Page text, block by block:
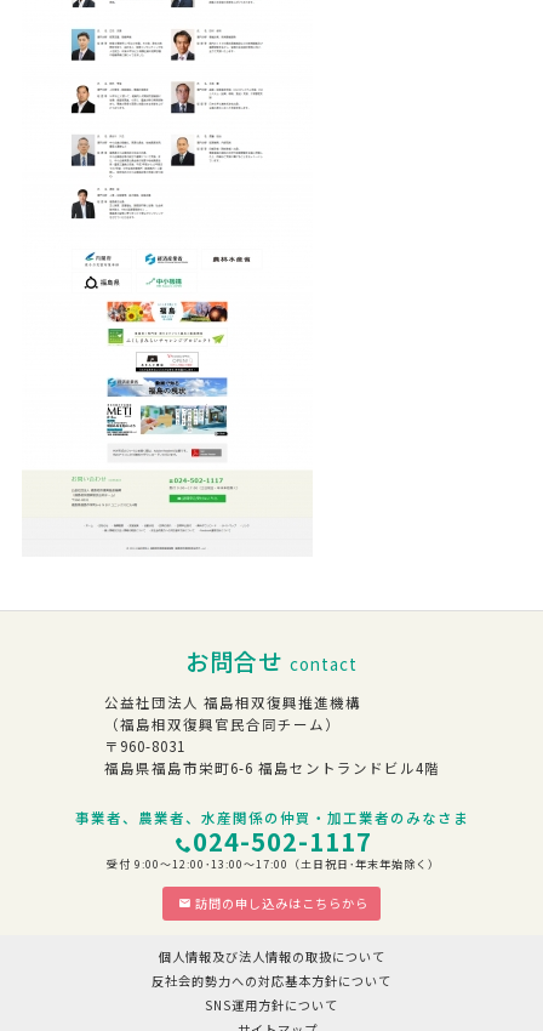
お問合せ contact
公益社団法人 福島相双復興推進機構
（福島相双復興官民合同チーム）
〒960-8031
福島県福島市栄町6-6 福島セントランドビル4階
事業者、農業者、水産関係の仲買・加工業者のみなさま
024-502-1117
受付 9:00～12:00･13:00～17:00（土日祝日･年末年始除く）
訪問の申し込みはこちらから
個人情報及び法人情報の取扱について
反社会的勢力への対応基本方針について
SNS運用方針について